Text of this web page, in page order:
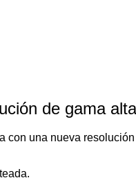
de gama alta
con una nueva